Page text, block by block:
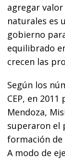
agregar
naturales es
gobierno
equilibrado
crecen las
Según los
CEP, en
Mendoza,
superaron el
formación de
A modo de